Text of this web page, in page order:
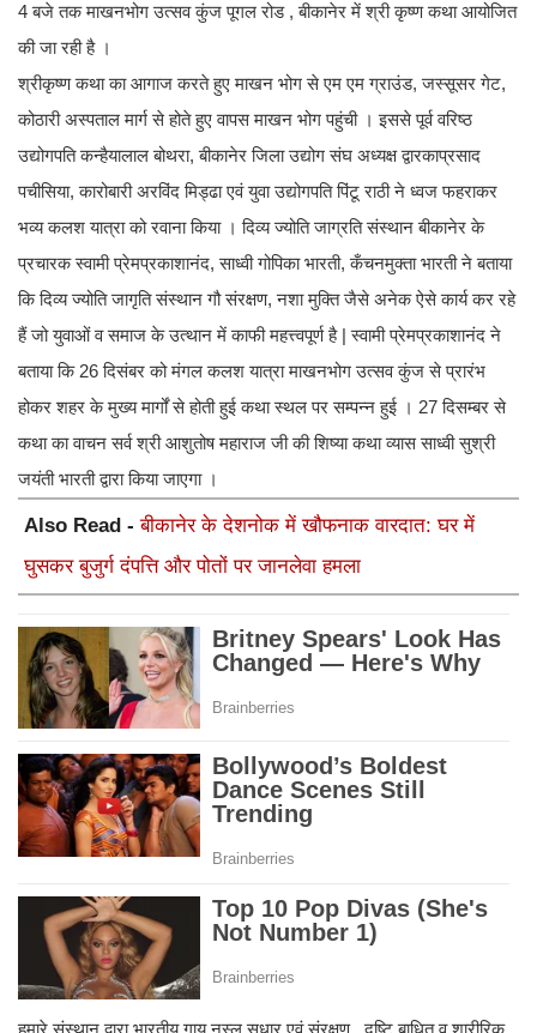
4 बजे तक माखनभोग उत्सव कुंज पूगल रोड , बीकानेर में श्री कृष्ण कथा आयोजित
की जा रही है ।
श्रीकृष्ण कथा का आगाज करते हुए माखन भोग से एम एम ग्राउंड, जस्सूसर गेट,
कोठारी अस्पताल मार्ग से होते हुए वापस माखन भोग पहुंची । इससे पूर्व वरिष्ठ
उद्योगपति कन्हैयालाल बोथरा, बीकानेर जिला उद्योग संघ अध्यक्ष द्वारकाप्रसाद
पचीसिया, कारोबारी अरविंद मिड्ढा एवं युवा उद्योगपति पिंटू राठी ने ध्वज फहराकर
भव्य कलश यात्रा को रवाना किया । दिव्य ज्योति जाग्रति संस्थान बीकानेर के
प्रचारक स्वामी प्रेमप्रकाशानंद, साध्वी गोपिका भारती, कँचनमुक्ता भारती ने बताया
कि दिव्य ज्योति जागृति संस्थान गौ संरक्षण, नशा मुक्ति जैसे अनेक ऐसे कार्य कर रहे
हैं जो युवाओं व समाज के उत्थान में काफी महत्त्वपूर्ण है | स्वामी प्रेमप्रकाशानंद ने
बताया कि 26 दिसंबर को मंगल कलश यात्रा माखनभोग उत्सव कुंज से प्रारंभ
होकर शहर के मुख्य मार्गों से होती हुई कथा स्थल पर सम्पन्न हुई । 27 दिसम्बर से
कथा का वाचन सर्व श्री आशुतोष महाराज जी की शिष्या कथा व्यास साध्वी सुश्री
जयंती भारती द्वारा किया जाएगा ।
Also Read -बीकानेर के देशनोक में खौफनाक वारदात: घर में
घुसकर बुजुर्ग दंपत्ति और पोतों पर जानलेवा हमला
हमारे संस्थान द्वारा भारतीय गाय नस्ल सुधार एवं संरक्षण, दृष्टि बाधित व शारीरिक